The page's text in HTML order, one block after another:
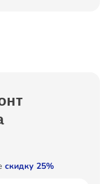
скидку 25%